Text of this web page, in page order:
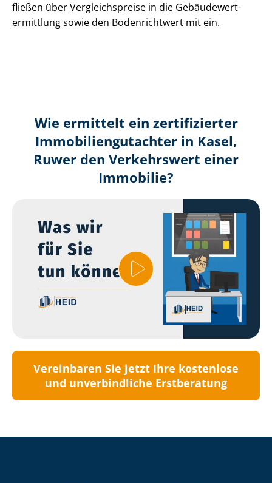
fließen über Ver­gleichs­prei­se in die Ge­bäu­de­wert­
ermitt­lung sowie den Bodenrichtwert mit ein.
Wie ermittelt ein zertifizierter
Immobilien­gutachter in Kasel,
Ruwer den Verkehrswert einer
Immobilie?
Vereinbaren Sie jetzt Ihre kostenlose
und unverbindliche Erstberatung